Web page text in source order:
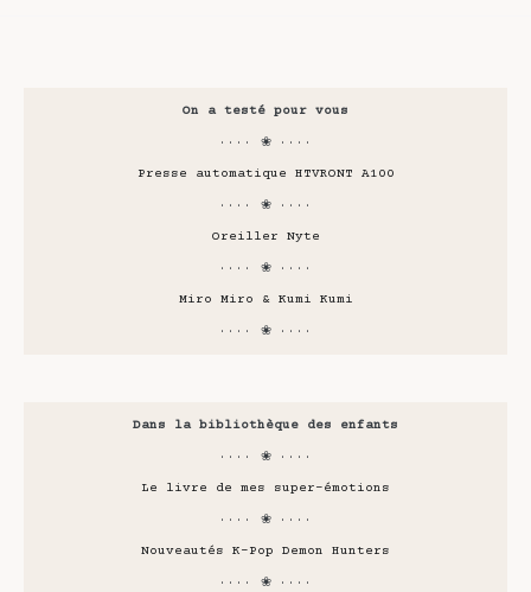
On a testé pour vous
···· ❀ ····
Presse automatique HTVRONT A100
···· ❀ ····
Oreiller Nyte
···· ❀ ····
Miro Miro & Kumi Kumi
···· ❀ ····
Dans la bibliothèque des enfants
···· ❀ ····
Le livre de mes super-émotions
···· ❀ ····
Nouveautés K-Pop Demon Hunters
···· ❀ ····